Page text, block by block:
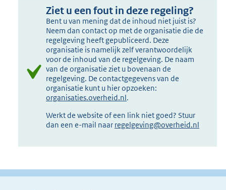
Ziet u een fout in deze regeling?
Bent u van mening dat de inhoud niet juist is?
Neem dan contact op met de organisatie die de
regelgeving heeft gepubliceerd. Deze
organisatie is namelijk zelf verantwoordelijk
voor de inhoud van de regelgeving. De naam
van de organisatie ziet u bovenaan de
regelgeving. De contactgegevens van de
organisatie kunt u hier opzoeken:
organisaties.overheid.nl.
Werkt de website of een link niet goed? Stuur
dan een e-mail naar regelgeving@overheid.nl